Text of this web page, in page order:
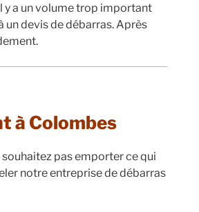
y a un volume trop important
un devis de débarras. Après
à Colombes
pas emporter ce qui
notre entreprise de débarras